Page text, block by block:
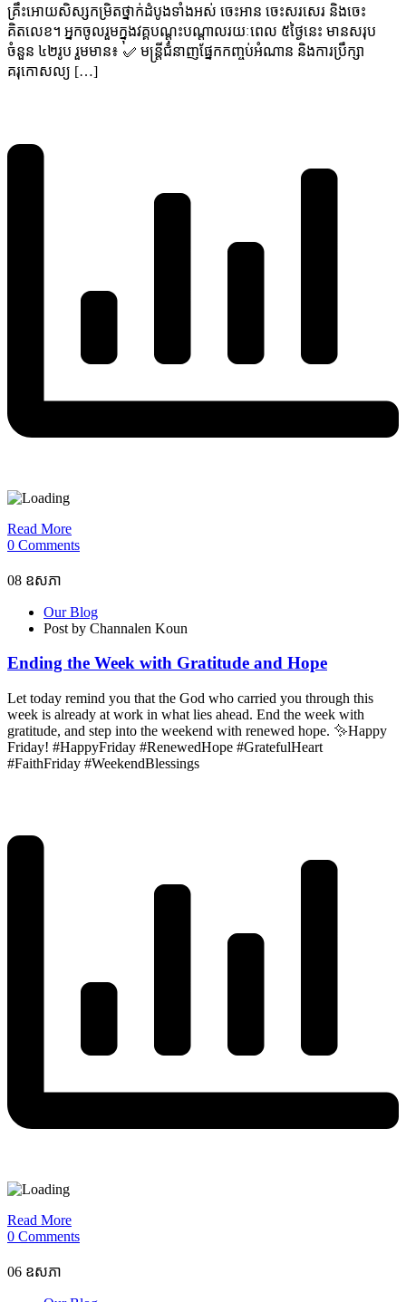
គ្រឹះអោយសិស្សកម្រិតថ្នាក់ដំបូងទាំងអស់ ចេះអាន ចេះសរសេរ និងចេះ
គិតលេខ។ អ្នកចូលរួមក្នុងវគ្គបណ្ដុះបណ្ដាលរយៈពេល ៥ថ្ងៃនេះ មានសរុប
ចំនួន ៤២រូប រួមមាន៖ ✅ មន្ត្រីជំនាញផ្នែកកញ្ចប់អំណាន និងការប្រឹក្សា
គរុកោសល្យ […]
Read More
0 Comments
08 ឧសភា
Our Blog
Post by Channalen Koun
Ending the Week with Gratitude and Hope
Let today remind you that the God who carried you through this
week is already at work in what lies ahead. End the week with
gratitude, and step into the weekend with renewed hope. ✨Happy
Friday! #HappyFriday #RenewedHope #GratefulHeart
#FaithFriday #WeekendBlessings
Read More
0 Comments
06 ឧសភា